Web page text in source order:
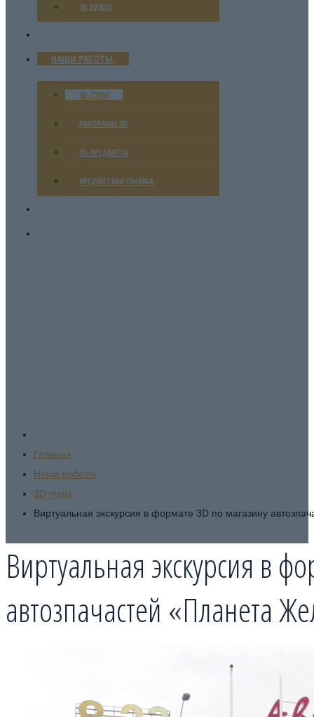
3D ВИДЕО
НАШИ РАБОТЫ
3D-ТУРЫ
ПАНОРАМЫ 3D
3D-ПРЕДМЕТЫ
ПРЕДМЕТНАЯ СЪЕМКА
Главная
Наши работы
3D-туры
Виртуальная экскурсия в формате 3D по магазину
Виртуальная экскурсия в
автозпачастей «Планета